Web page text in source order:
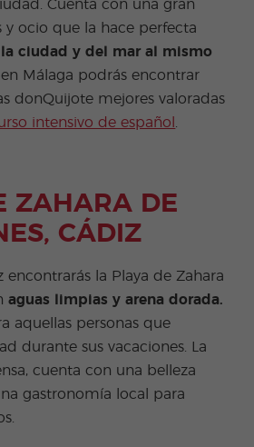
Cuenta con una gran
y ocio que la hace perfecta
ciudad y del mar al mismo
en Málaga podrás encontrar
donQuijote mejores valoradas
intensivo de español
ZAHARA DE
CÁDIZ
encontrarás la Playa de Zahara
aguas limpias y arena dorada.
aquellas personas que
durante sus vacaciones. La
cuenta con una belleza
gastronomía local para